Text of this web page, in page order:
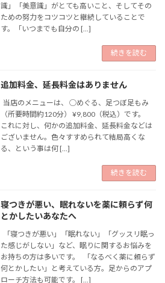
識」「美意識」がとても高いこと、そしてその
ための努力をコツコツと継続していることで
す。「いつまでも自分の […]
続きを読む
追加料金、延長料金はありません
当店のメニューは、 ◯めぐる、足つぼ足もみ
（所要時間約120分） ¥9,800（税込）です。
これに対し、何かの追加料金、延長料金などは
ございません。色々すすめられて結局高くな
る、という事は何 […]
続きを読む
寝つきが悪い、眠れないを薬に頼らず何
とかしたいあなたへ
「寝つきが悪い」「眠れない」「グッスリ眠っ
た感じがしない」など、眠りに関するお悩みを
お持ちの方は多いです。 「なるべく薬に頼らず
何とかしたい」と考えている方。足からのアプ
ローチ方法も可能です。 […]